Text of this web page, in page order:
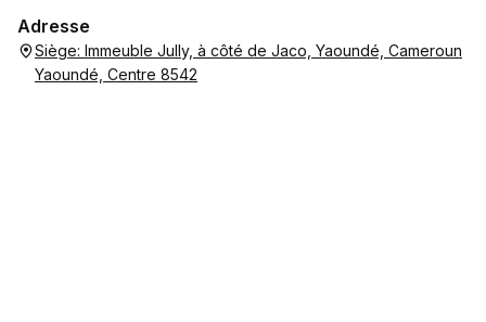
Adresse
Siège: Immeuble Jully, à côté de Jaco, Yaoundé, Cameroun
Yaoundé, Centre 8542